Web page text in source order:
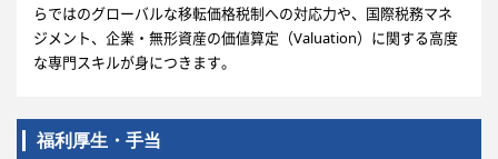
らではのグローバルな移転価格税制への対応力や、国際税務マネ
ジメント、企業・無形資産の価値算定（Valuation）に関する高度
な専門スキルが身につきます。
福利厚生・手当